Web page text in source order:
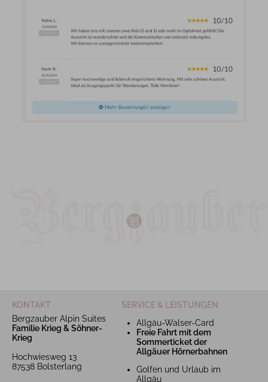
KONTAKT
Bergzauber Alpin Suites
Familie Krieg & Söhner-
Krieg
Hochwiesweg 13
87538 Bolsterlang
SERVICE & LEISTUNGEN
Allgäu-Walser-Card
Freie Fahrt mit dem
Sommerticket der
Allgäuer Hörnerbahnen
Golfen und Urlaub im
Allgäu